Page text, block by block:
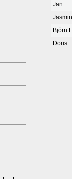
Jan
Björn
Doris